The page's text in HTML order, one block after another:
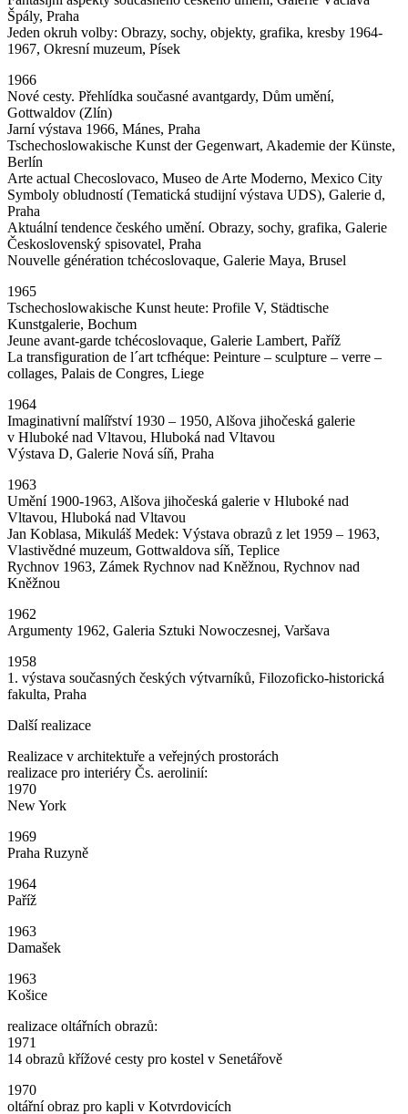
Špály, Praha
Jeden okruh volby: Obrazy, sochy, objekty, grafika, kresby 1964-
1967, Okresní muzeum, Písek
1966
Nové cesty. Přehlídka současné avantgardy, Dům umění,
Gottwaldov (Zlín)
Jarní výstava 1966, Mánes, Praha
Tschechoslowakische Kunst der Gegenwart, Akademie der Künste,
Berlín
Arte actual Checoslovaco, Museo de Arte Moderno, Mexico City
Symboly obludností (Tematická studijní výstava UDS), Galerie d,
Praha
Aktuální tendence českého umění. Obrazy, sochy, grafika, Galerie
Československý spisovatel, Praha
Nouvelle génération tchécoslovaque, Galerie Maya, Brusel
1965
Tschechoslowakische Kunst heute: Profile V, Städtische
Kunstgalerie, Bochum
Jeune avant-garde tchécoslovaque, Galerie Lambert, Paříž
La transfiguration de l´art tcfhéque: Peinture – sculpture – verre –
collages, Palais de Congres, Liege
1964
Imaginativní malířství 1930 – 1950, Alšova jihočeská galerie
v Hluboké nad Vltavou, Hluboká nad Vltavou
Výstava D, Galerie Nová síň, Praha
1963
Umění 1900-1963, Alšova jihočeská galerie v Hluboké nad
Vltavou, Hluboká nad Vltavou
Jan Koblasa, Mikuláš Medek: Výstava obrazů z let 1959 – 1963,
Vlastivědné muzeum, Gottwaldova síň, Teplice
Rychnov 1963, Zámek Rychnov nad Kněžnou, Rychnov nad
Kněžnou
1962
Argumenty 1962, Galeria Sztuki Nowoczesnej, Varšava
1958
1. výstava současných českých výtvarníků, Filozoficko-historická
fakulta, Praha
Další realizace
Realizace v architektuře a veřejných prostorách
realizace pro interiéry Čs. aerolinií:
1970
New York
1969
Praha Ruzyně
1964
Paříž
1963
Damašek
1963
Košice
realizace oltářních obrazů:
1971
14 obrazů křížové cesty pro kostel v Senetářově
1970
oltářní obraz pro kapli v Kotvrdovicích